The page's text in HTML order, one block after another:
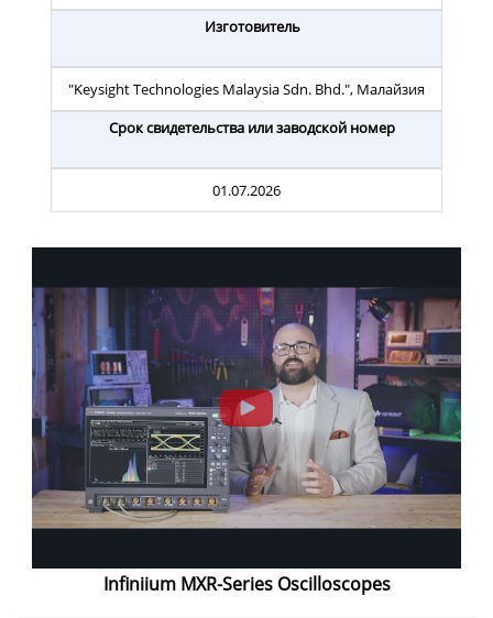
Изготовитель
"Keysight Technologies Malaysia Sdn. Bhd.", Малайзия
Срок свидетельства или заводской номер
01.07.2026
Infiniium MXR-Series Oscilloscopes